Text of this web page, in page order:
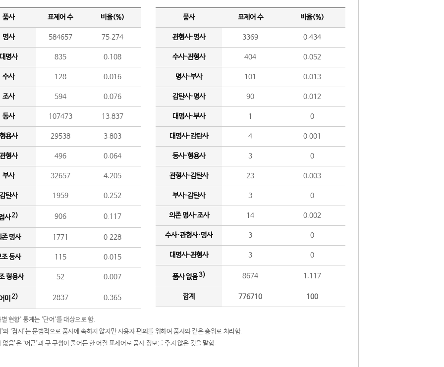
품사 표제어 수 비율(%)
명사 584657 75.274
명사 835 0.108
수사 128 0.016
조사 594 0.076
동사 107473 13.837
용사 29538 3.803
형사 496 0.064
부사 32657 4.205
탄사 1959 0.252
사2) 906 0.117
존 명사 1771 0.228
조 동사 115 0.015
형용사 52 0.007
미 2) 2837 0.365
품사 표제어 수 비율(%)
관형사·명사 3369 0.434
수사·관형사 404 0.052
명사·부사 101 0.013
감탄사·명사 90 0.012
대명사·부사 1 0
대명사·감탄사 4 0.001
동사·형용사 3 0
관형사·감탄사 23 0.003
부사·감탄사 3 0
의존 명사·조사 14 0.002
수사·관형사·명사 3 0
대명사·관형사 3 0
품사 없음3) 8674 1.117
합계 776710 100
현황' 통계는 '단어'를 대상으로 함.
와 ‘접사’는 문법적으로 품사에 속하지 않지만 사용자 편의를 위하여 품사와 같은 층위로 처리함.
없음’은 ‘어근’과 구 구성이 줄어든 한 어절 표제어로 품사 정보를 주지 않은 것을 말함.